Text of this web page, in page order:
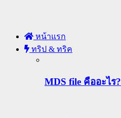
หน้าแรก
ทริป & ทริค
MDS file คืออะไร?